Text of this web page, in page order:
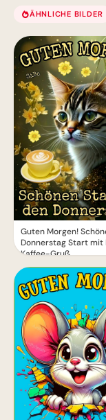
ÄHNLICHE BILDER
Guten Morgen!
Donnerstag Start mit
Kaffee-Gruß